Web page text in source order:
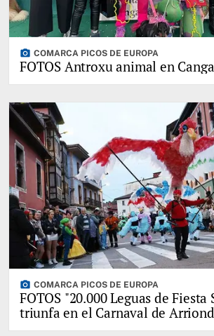
photo_camera COMARCA PICOS DE EUROPA
FOTOS Antroxu animal en
photo_camera COMARCA PICOS DE EUROPA
FOTOS "20.000 Leguas de Fiesta
triunfa en el Carnaval de